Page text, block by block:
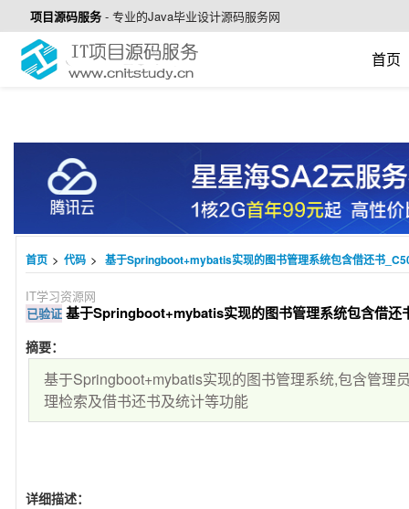
项目源码服务 - 专业的Java毕业设计源码服务网
首页
首页 > 代码 > 基于Springboot+mybatis实现的图书管理系统包含借还书
IT学习资源网
已验证 基于Springboot+mybatis实现的图书管理系统包含借还
摘要：
基于Springboot+mybatis实现的图书管理系统,包含管理
理检索及借书还书及统计等功能
详细描述：